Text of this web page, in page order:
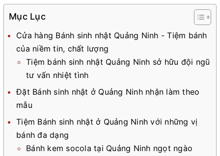
Mục Lục
Cửa hàng Bánh sinh nhật Quảng Ninh - Tiệm bánh
của niềm tin, chất lượng
Tiệm bánh sinh nhật Quảng Ninh sở hữu đội ngũ
tư vấn nhiệt tình
Đặt Bánh sinh nhật ở Quảng Ninh nhận làm theo
mẫu
Tiệm Bánh sinh nhật ở Quảng Ninh với những vị
bánh đa dạng
Bánh kem socola tại Quảng Ninh ngọt ngào